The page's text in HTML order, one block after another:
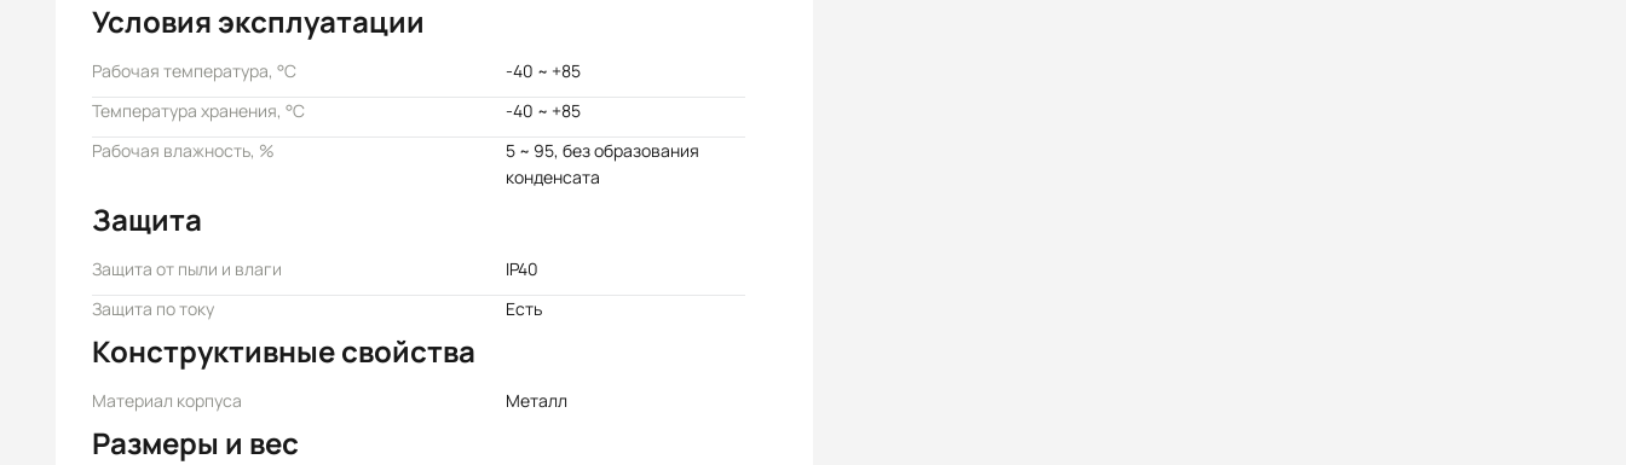
Условия эксплуатации
Рабочая температура, °C
-40 ~ +85
Температура хранения, °C
-40 ~ +85
Рабочая влажность, %
5 ~ 95, без образования
конденсата
Защита
Защита от пыли и влаги
IP40
Защита по току
Есть
Конструктивные свойства
Материал корпуса Металл
Размеры и вес